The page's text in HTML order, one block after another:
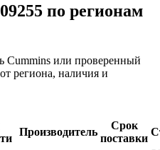
по регионам
Cummins или проверенный
региона, наличия и
Производитель
Срок
поставки